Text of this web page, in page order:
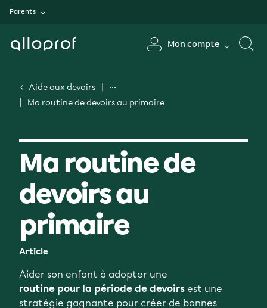
Parents
Mon compte
Aide aux devoirs
Ma routine de devoirs au primaire
Ma routine de
devoirs au
primaire
Article
Aider son enfant à adopter une
routine pour la période de devoirs est une
stratégie gagnante pour créer de bonnes